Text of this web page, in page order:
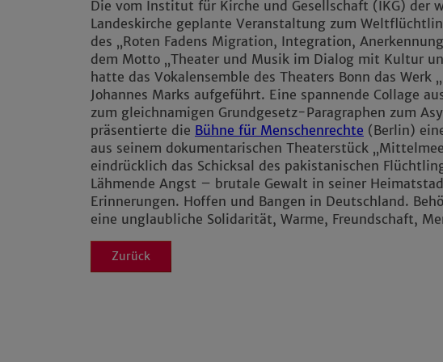
Die vom Institut für Kirche und Gesellschaft (IKG) der
Landeskirche geplante Veranstaltung zum
des „Roten Fadens Migration, Integration,
dem Motto „Theater und Musik im Dialog mit Kultur
hatte das Vokalensemble des Theaters Bonn das Werk
Johannes Marks aufgeführt. Eine spannende Collage
zum gleichnamigen Grundgesetz-Paragraphen zum
präsentierte die Bühne für Menschenrechte (Berlin)
aus seinem dokumentarischen Theaterstück
eindrücklich das Schicksal des pakistanischen
Lähmende Angst – brutale Gewalt in seiner
Erinnerungen. Hoffen und Bangen in Deutschland.
eine unglaubliche Solidarität, Warme, Freundschaft,
Zurück